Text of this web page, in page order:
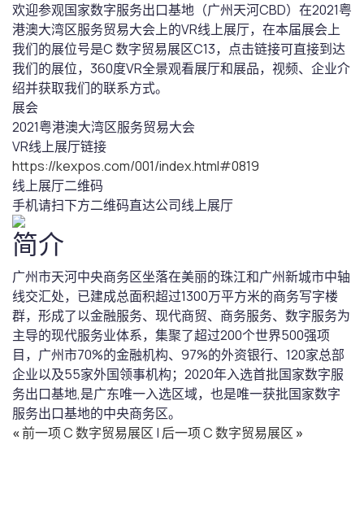
欢迎参观国家数字服务出口基地（广州天河CBD）在2021粤
港澳大湾区服务贸易大会上的VR线上展厅，在本届展会上
我们的展位号是C 数字贸易展区C13，点击链接可直接到达
我们的展位，360度VR全景观看展厅和展品，视频、企业介
绍并获取我们的联系方式。
展会
2021粤港澳大湾区服务贸易大会
VR线上展厅链接
https://kexpos.com/001/index.html#0819
线上展厅二维码
手机请扫下方二维码直达公司线上展厅
简介
广州市天河中央商务区坐落在美丽的珠江和广州新城市中轴
线交汇处，已建成总面积超过1300万平方米的商务写字楼
群，形成了以金融服务、现代商贸、商务服务、数字服务为
主导的现代服务业体系，集聚了超过200个世界500强项
目，广州市70%的金融机构、97%的外资银行、120家总部
企业以及55家外国领事机构；2020年入选首批国家数字服
务出口基地,是广东唯一入选区域，也是唯一获批国家数字
服务出口基地的中央商务区。
«前一项 C 数字贸易展区 | 后一项 C 数字贸易展区 »